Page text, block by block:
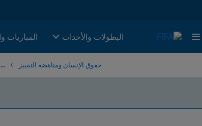
البطولات والأحدات المباريات
حقوق الإنسان ومناهضة التمييز ...